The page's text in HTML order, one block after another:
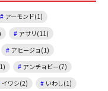
アーモンド(1)
アサリ(11)
アヒージョ(1)
アンチョビー(7)
イワシ(2)
いわし(1)